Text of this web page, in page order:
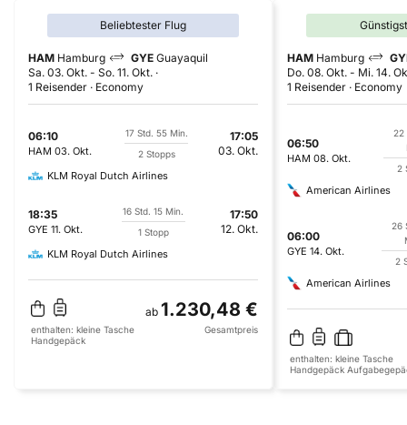
Beliebtester Flug
HAM Hamburg GYE Guayaquil
Sa. 03. Okt. - So. 11. Okt.
1 Reisender
Economy
06:10
HAM 03. Okt.
17 Std. 55 Min.
2 Stopps
17:05
03. Okt.
KLM Royal Dutch Airlines
18:35
GYE 11. Okt.
16 Std. 15 Min.
1 Stopp
17:50
12. Okt.
KLM Royal Dutch Airlines
ab 1.230,48 €
enthalten: kleine Tasche
Handgepäck
Gesamtpreis
HAM Hamburg
Do. 08. Okt. - Mi. 14.
1 Reisender
Economy
06:50
HAM 08. Okt.
22
2
American Airlines
06:00
GYE 14. Okt.
26
2
American Airlines
enthalten: kleine Tasche
Handgepäck